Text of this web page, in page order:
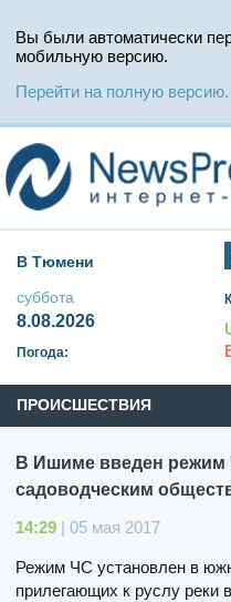
Вы были автоматически
мобильную версию.
Перейти на полную версию.
В Тюмени
суббота
8.08.2026
Погода:
ПРОИСШЕСТВИЯ
В Ишиме введен режим
садоводческим
14:29 | 05 мая 2017
Режим ЧС установлен в
прилегающих к руслу реки